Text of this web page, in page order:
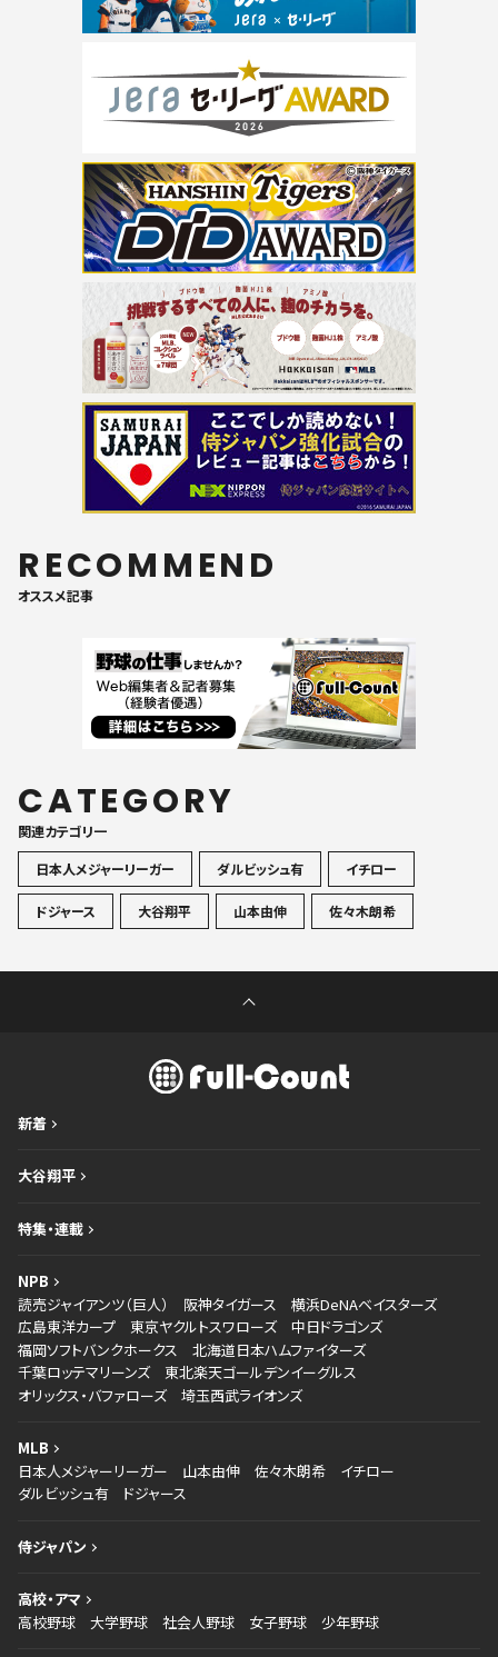
RECOMMEND
オススメ記事
CATEGORY
関連カテゴリ一
日本人メジャーリーガー
ダルビッシュ有 イチロー
ドジャース 大谷翔平 山本由伸 佐々木朗希
新着
大谷翔平
特集・連載
NPB
読売ジャイアンツ（巨人）
阪神タイガース
横浜DeNAベイスターズ
広島東洋カープ
東京ヤクルトスワローズ
中日ドラゴンズ
福岡ソフトバンクホークス
北海道日本ハムファイターズ
千葉ロッテマリーンズ
東北楽天ゴールデンイーグルス
オリックス・バファローズ
埼玉西武ライオンズ
MLB
日本人メジャーリーガー
山本由伸 佐々木朗希
イチロー
ダルビッシュ有
ドジャース
侍ジャパン
高校・アマ
高校野球
大学野球 社会人野球 女子野球 少年野球